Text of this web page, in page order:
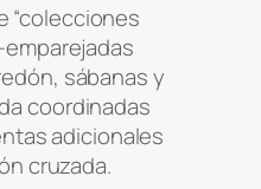
“colecciones
sábanas y
coordinadas
adicionales
cruzada.